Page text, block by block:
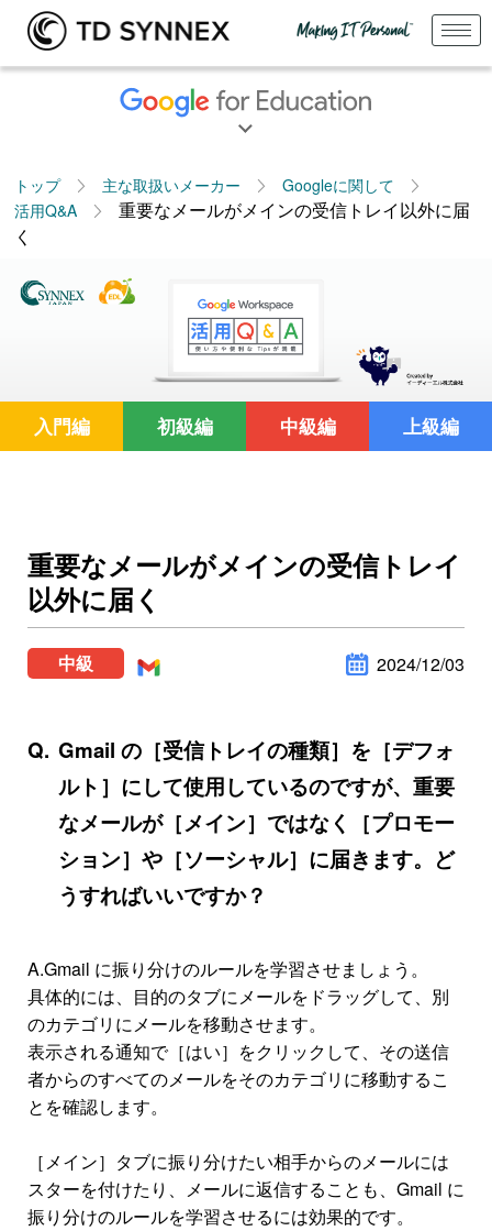
トップ 主な取扱いメーカー
Googleに関して
活用Q&A
重要なメールがメインの受信トレイ以外に届
く
入門編 初級編 中級編 上級編
重要なメールがメインの受信トレイ
以外に届く
中級 2024/12/03
Gmail の［受信トレイの種類］を［デフォ
ルト］にして使用しているのですが、重要
なメールが［メイン］ではなく［プロモー
ション］や［ソーシャル］に届きます。ど
うすればいいですか？
A.Gmail に振り分けのルールを学習させましょう。
具体的には、目的のタブにメールをドラッグして、別
のカテゴリにメールを移動させます。
表示される通知で［はい］をクリックして、その送信
者からのすべてのメールをそのカテゴリに移動するこ
とを確認します。
［メイン］タブに振り分けたい相手からのメールには
スターを付けたり、メールに返信することも、Gmail に
振り分けのルールを学習させるには効果的です。